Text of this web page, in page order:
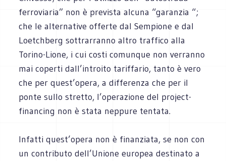
ferroviaria” non è prevista alcuna “garanzia “;
che le alternative offerte dal Sempione e dal
Loetchberg sottrarranno altro traffico alla
Torino-Lione, i cui costi comunque non verranno
mai coperti dall’introito tariffario, tanto è vero
che per quest’opera, a differenza che per il
ponte sullo stretto, l’operazione del project-
financing non è stata neppure tentata.
Infatti quest’opera non è finanziata, se non con
un contributo dell’Unione europea destinato a